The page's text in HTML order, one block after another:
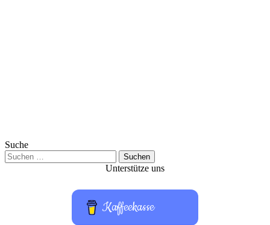
Suche
Suchen
nach:
Unterstütze uns
Kaffeekasse